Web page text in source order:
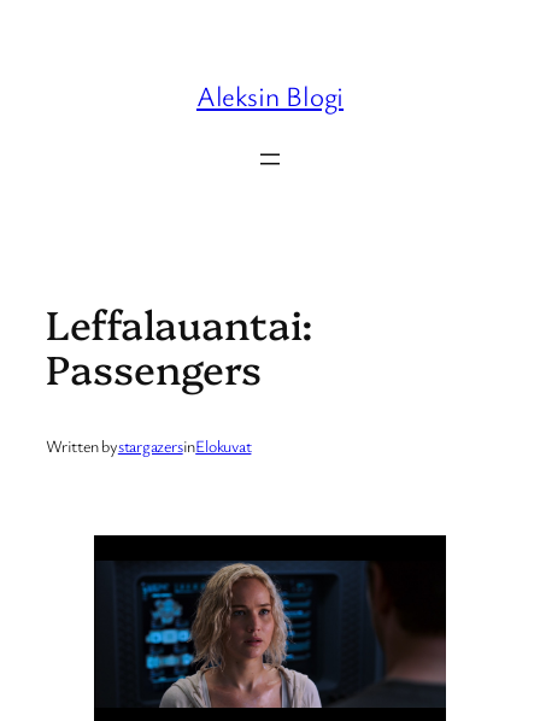
Aleksin Blogi
Leffalauantai:
Passengers
Written bystargazersinElokuvat